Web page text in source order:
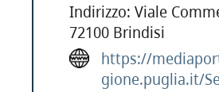
Indirizzo: Viale
72100 Brindisi
https://
gione.puglia.it/